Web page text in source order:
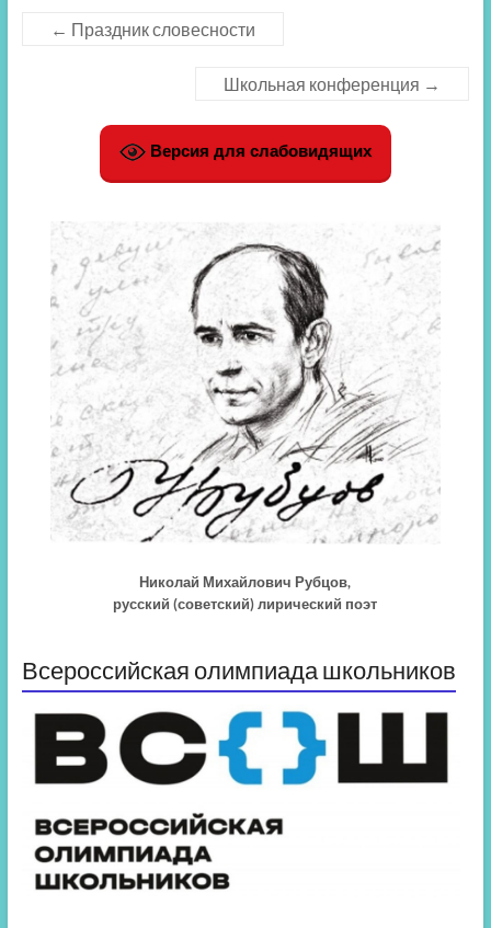
← Праздник словесности
Школьная конференция →
Версия для слабовидящих
Николай Михайлович Рубцов,
русский (советский) лирический поэт
Всероссийская олимпиада школьников